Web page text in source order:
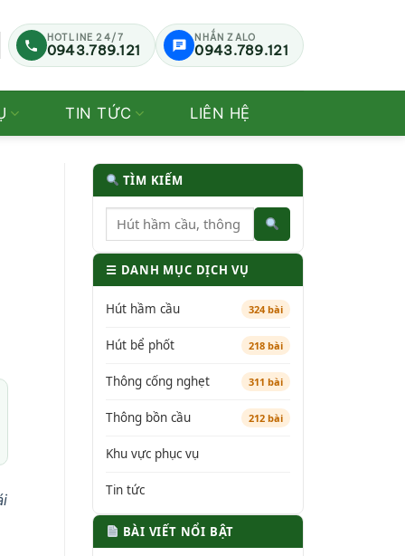
HOTLINE 24/7
0943.789.121
NHẮN ZALO
0943.789.121
TIN TỨC LIÊN HỆ
TÌM KIẾM
☰ DANH MỤC DỊCH VỤ
Hút hầm cầu 324 bài
Hút bể phốt 218 bài
Thông cống nghẹt 311 bài
Thông bồn cầu 212 bài
Khu vực phục vụ
Tin tức
BÀI VIẾT NỔI BẬT